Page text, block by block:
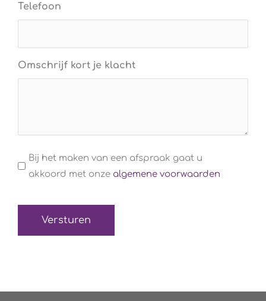
Telefoon
Omschrijf kort je klacht
Algemene
voorwaarden
Bij het maken van een afspraak gaat u
akkoord met onze algemene voorwaarden